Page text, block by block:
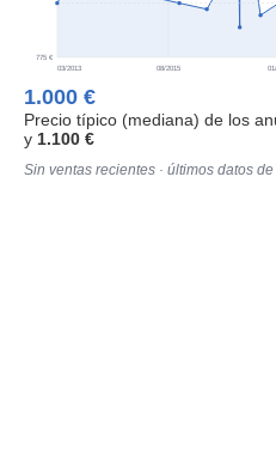
775 €
03/2013 08/2015
1.000 €
Precio típico (mediana) de los
y 1.100 €
Sin ventas recientes · últimos datos